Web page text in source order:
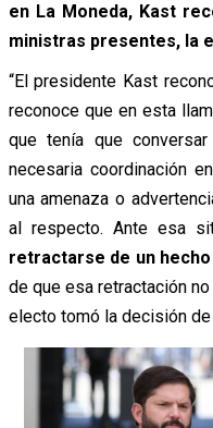
en La Moneda, Kast
ministras presentes, la
“El presidente Kast
reconoce que en esta
que tenía que
necesaria coordinación
una amenaza o
al respecto. Ante esa
retractarse de un
de que esa retractación
electo tomó la decisión de